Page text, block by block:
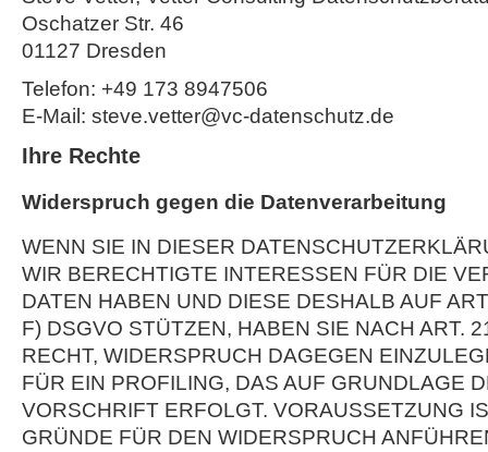
Oschatzer Str. 46
01127 Dresden
Telefon: +49 173 8947506
E-Mail: steve.vetter@vc-datenschutz.de
Ihre Rechte
Widerspruch gegen die Datenverarbeitung
WENN SIE IN DIESER
WIR BERECHTIGTE INTERESSEN FÜR DIE
DATEN HABEN UND DIESE DESHALB AUF
F) DSGVO STÜTZEN, HABEN SIE NACH ART.
RECHT, WIDERSPRUCH DAGEGEN
FÜR EIN PROFILING, DAS AUF GRUNDLAGE
VORSCHRIFT ERFOLGT. VORAUSSETZUNG
GRÜNDE FÜR DEN WIDERSPRUCH